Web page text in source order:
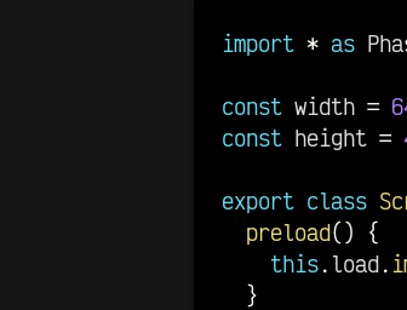
import * as
const width =
const height =
export class
preload()
{
this. load.
}